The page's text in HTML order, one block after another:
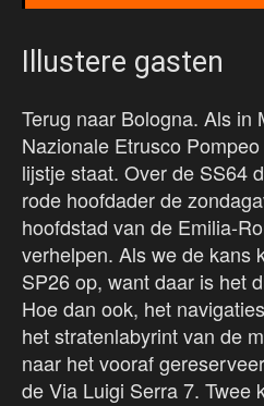
Illustere gasten
Terug naar Bologna. Als in
Nazionale Etrusco
lijstje staat. Over de SS64
rode hoofdader de
hoofdstad van de Emilia-
verhelpen. Als we de kans
SP26 op, want daar is het
Hoe dan ook, het
het stratenlabyrint van de
naar het vooraf
de Via Luigi Serra 7. Twee